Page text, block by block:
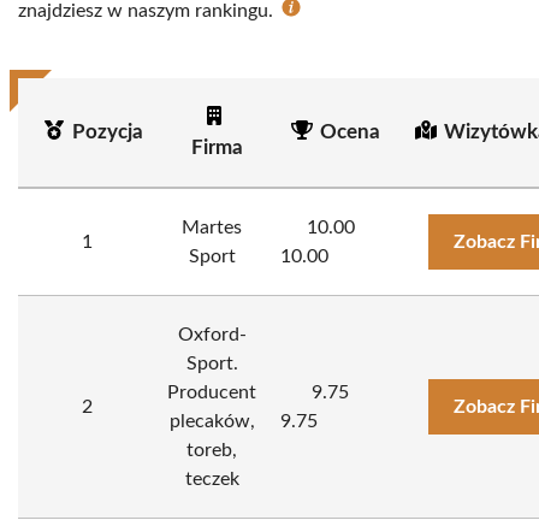
znajdziesz w naszym rankingu.
Pozycja
Firma
Ocena
1
Martes
Sport
10.00
10.00
Zobacz
2
Oxford-
Sport.
Producent
plecaków,
toreb,
teczek
9.75
9.75
Zobacz